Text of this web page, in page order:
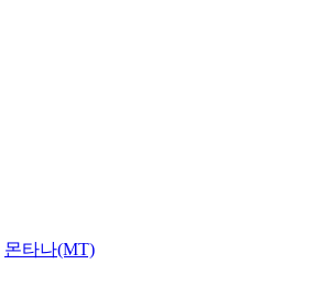
몬타나(MT)